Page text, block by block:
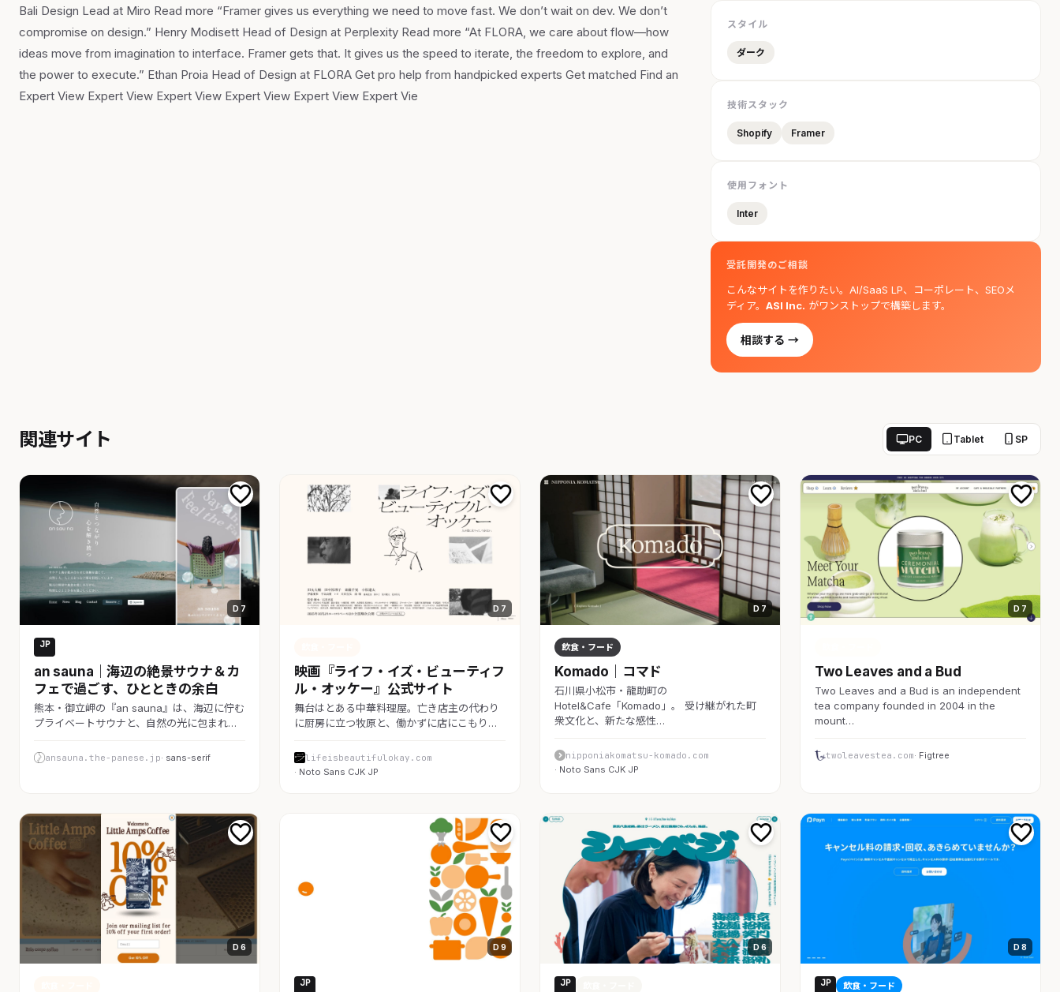
Bali Design Lead at Miro Read more “Framer gives us everything we need to move fast. We don’t wait on dev. We don’t
compromise on design.” Henry Modisett Head of Design at Perplexity Read more “At FLORA, we care about flow—how
ideas move from imagination to interface. Framer gets that. It gives us the speed to iterate, the freedom to explore, and
the power to execute.” Ethan Proia Head of Design at FLORA Get pro help from handpicked experts Get matched Find an
Expert View Expert View Expert View Expert View Expert View Expert Vie
スタイル
ダーク
技術スタック
Shopify Framer
使用フォント
Inter
受託開発のご相談
こんなサイトを作りたい。AI/SaaS LP、コーポレート、SEOメ
ディア。ASI Inc. がワンストップで構築します。
相談する →
関連サイト PC Tablet SP
D 7
JP
an sauna｜海辺の絶景サウナ＆カ
フェで過ごす、ひとときの余白
熊本・御立岬の『an sauna』は、海辺に佇む
プライベートサウナと、自然の光に包まれ…
ansauna.the-panese.jp· sans-serif
D 7
映画『ライフ・イズ・ビューティフ
ル・オッケー』公式サイト
舞台はとある中華料理屋。亡き店主の代わり
に厨房に立つ牧原と、働かずに店にこもり…
lifeisbeautifulokay.com
· Noto Sans CJK JP
D 7
飲食・フード
Komado｜コマド
石川県小松市・龍助町の
Hotel&Cafe「Komado」。 受け継がれた町
衆文化と、新たな感性…
nipponiakomatsu-komado.com
· Noto Sans CJK JP
D 7
Two Leaves and a Bud
Two Leaves and a Bud is an independent
tea company founded in 2004 in the
mount…
twoleavestea.com· Figtree
D 6 D 9
JP
D 6
JP
D 8
JP 飲食・フード